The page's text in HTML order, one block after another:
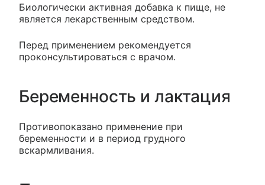
Биологически активная добавка к пище, не
является лекарственным средством.
Перед применением рекомендуется
проконсультироваться с врачом.
Беременность и лактация
Противопоказано применение при
беременности и в период грудного
вскармливания.